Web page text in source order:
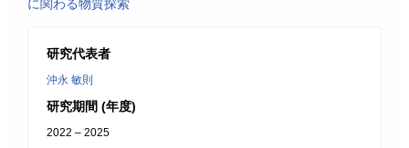
に関わる物質探索
研究代表者
沖永 敏則
研究期間 (年度)
2022 – 2025